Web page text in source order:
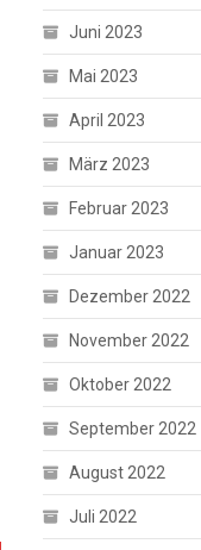
Juni 2023
Mai 2023
April 2023
März 2023
Februar 2023
Januar 2023
Dezember 2022
November 2022
Oktober 2022
September 2022
August 2022
Juli 2022